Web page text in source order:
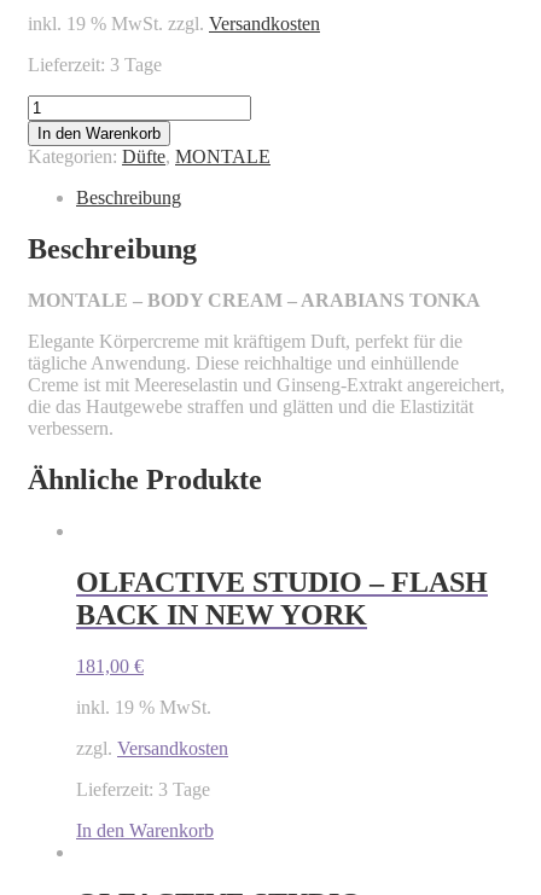
inkl. 19 % MwSt. zzgl. Versandkosten
Lieferzeit: 3 Tage
MONTALE
-
BODY
CREAM
ARABIANS
TONKA
Menge
In den Warenkorb
Kategorien: Düfte, MONTALE
Beschreibung
Beschreibung
MONTALE – BODY CREAM – ARABIANS TONKA
Elegante Körpercreme mit kräftigem Duft, perfekt für die
tägliche Anwendung. Diese reichhaltige und einhüllende
Creme ist mit Meereselastin und Ginseng-Extrakt angereichert,
die das Hautgewebe straffen und glätten und die Elastizität
verbessern.
Ähnliche Produkte
OLFACTIVE STUDIO – FLASH
BACK IN NEW YORK
181,00 €
inkl. 19 % MwSt.
zzgl. Versandkosten
Lieferzeit: 3 Tage
In den Warenkorb